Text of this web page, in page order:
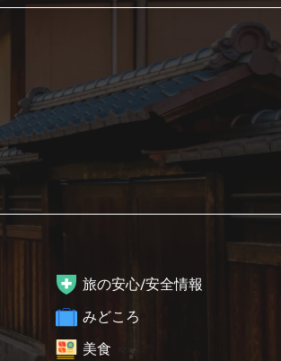
旅の安心/安全情報
みどころ
美食